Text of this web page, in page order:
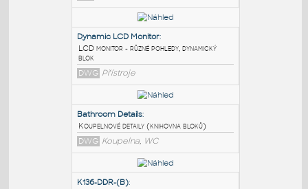
PODOBNÉ BLOKY
Parametric_Commercial_Door_Single
Parametrické vstupní dveře, různé úrovně
detailu (LOD)
RFA Dveře
Dynamic LCD Monitor
LCD monitor - různé pohledy, dynamický
blok